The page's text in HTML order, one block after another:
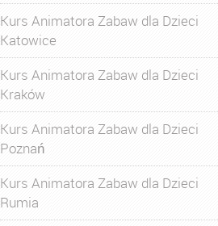
Kurs Animatora Zabaw dla Dzieci
Katowice
Kurs Animatora Zabaw dla Dzieci
Kraków
Kurs Animatora Zabaw dla Dzieci
Poznań
Kurs Animatora Zabaw dla Dzieci
Rumia